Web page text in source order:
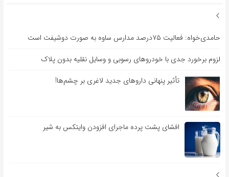
حامدی‌خواه: فعالیت ۷۵درصد مدارس ساوه به صورت دوشیفت است
لزوم برخورد جدی با خودروهای رسوبی و وسایل نقلیه بدون پلاک
تأثیر پنهانی داروهای جدید لاغری بر چشم‌ها!
افشای پشت پرده ماجرای افزودن وایتکس به شیر